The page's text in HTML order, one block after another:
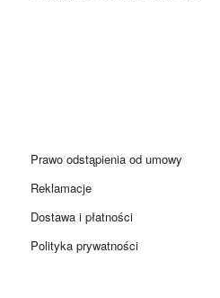
Prawo odstąpienia od umowy
Reklamacje
Dostawa i płatności
Polityka prywatności